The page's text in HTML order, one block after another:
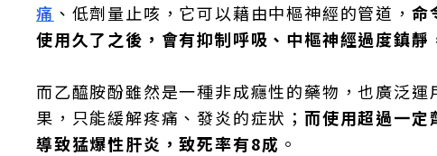
痛 、低劑量止咳，它可以藉由中樞神經的管道， 命
使用久了之後，會有抑制呼吸、中樞神經過度鎮靜
而乙醯胺酚雖然是一種非成癮性的藥物，也廣泛運
果，只能緩解疼痛、發炎的症狀； 而使用超過一定
導致猛爆性肝炎，致死率有8成 。